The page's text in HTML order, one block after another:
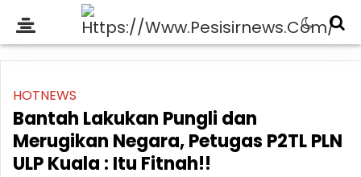
HOTNEWS
Bantah Lakukan Pungli dan
Merugikan Negara, Petugas P2TL PLN
ULP Kuala : Itu Fitnah!!